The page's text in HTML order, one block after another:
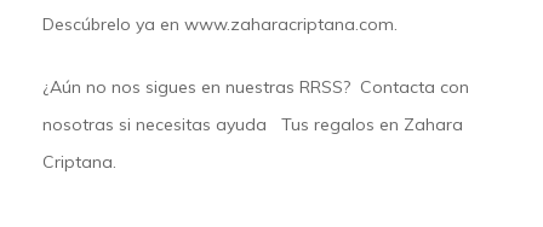
Descúbrelo ya en www.zaharacriptana.com.
¿Aún no nos sigues en nuestras RRSS? Contacta con
nosotras si necesitas ayuda Tus regalos en Zahara
Criptana.